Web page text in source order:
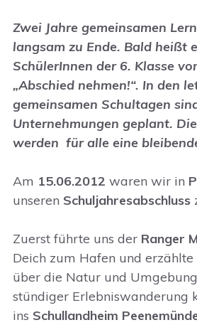
Zwei Jahre gemeinsamen
langsam zu Ende. Bald heißt
SchülerInnen der 6. Klasse
„Abschied nehmen!“. In den
gemeinsamen Schultagen
Unternehmungen geplant.
werden für alle eine
Am 15.06.2012 waren wir in
unseren Schuljahresabschluss
Zuerst führte uns der Ranger
Deich zum Hafen und erzählte
über die Natur und
stündiger Erlebniswanderung
ins Schullandheim